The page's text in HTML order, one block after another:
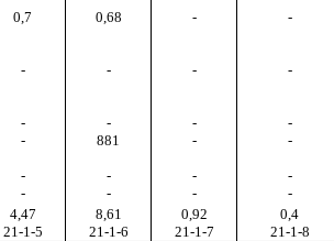
0,7 0,68 - -
- - - -
- - - -
- 881 - -
- - - -
- - - -
4,47 8,61 0,92 0,4
21-1-5 21-1-6 21-1-7 21-1-8